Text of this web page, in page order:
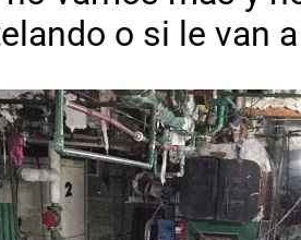
o si le van